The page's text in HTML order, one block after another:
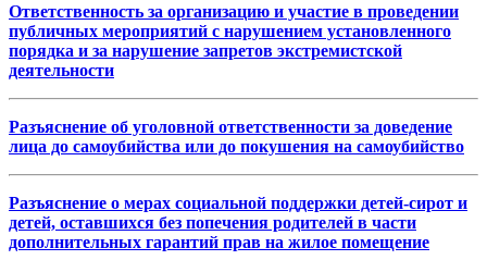
Ответственность за организацию и участие в проведении
публичных мероприятий с нарушением установленного
порядка и за нарушение запретов экстремистской
деятельности
Разъяснение об уголовной ответственности за доведение
лица до самоубийства или до покушения на самоубийство
Разъяснение о мерах социальной поддержки детей-сирот и
детей, оставшихся без попечения родителей в части
дополнительных гарантий прав на жилое помещение